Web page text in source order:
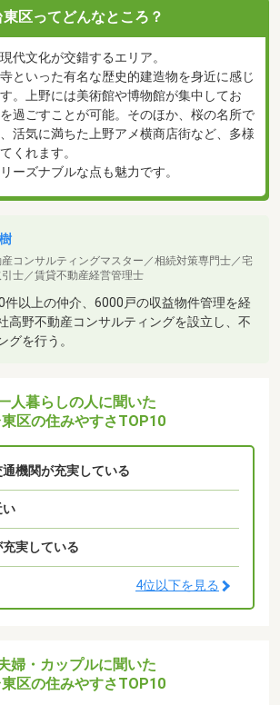
東区ってどんなところ？
代文化が交錯するエリア。
といった有名な歴史的建造物を身近に感じ
。上野には美術館や博物館が集中してお
過ごすことが可能。そのほか、桜の名所で
活気に満ちた上野アメ横商店街など、多様
くれます。
ーズナブルな点も魅力です。
コンサルティングマスター／相続対策専門士／宅
士／賃貸不動産経営管理士
件以上の仲介、6000戸の収益物件管理を経
高野不動産コンサルティングを設立し、不
グを行う。
人暮らしの人に聞いた
区の住みやすさTOP10
機関が充実している
い
実している
4位以下を見る
婦・カップルに聞いた
区の住みやすさTOP10